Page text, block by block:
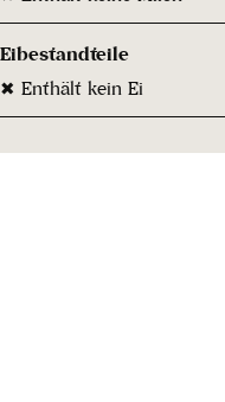
Eibestandteile
✖ Enthält kein Ei